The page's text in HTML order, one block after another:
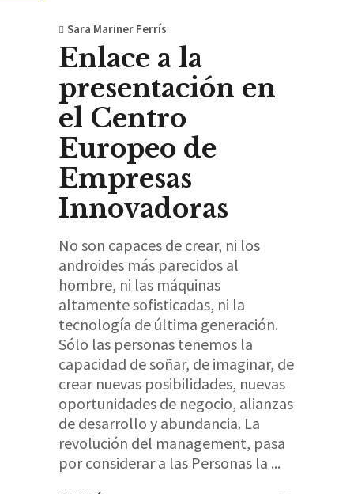
Sara Mariner Ferrís
Enlace a la
presentación en
el Centro
Europeo de
Empresas
Innovadoras
No son capaces de crear, ni los
androides más parecidos al
hombre, ni las máquinas
altamente sofisticadas, ni la
tecnología de última generación.
Sólo las personas tenemos la
capacidad de soñar, de imaginar, de
crear nuevas posibilidades, nuevas
oportunidades de negocio, alianzas
de desarrollo y abundancia. La
revolución del management, pasa
por considerar a las Personas la